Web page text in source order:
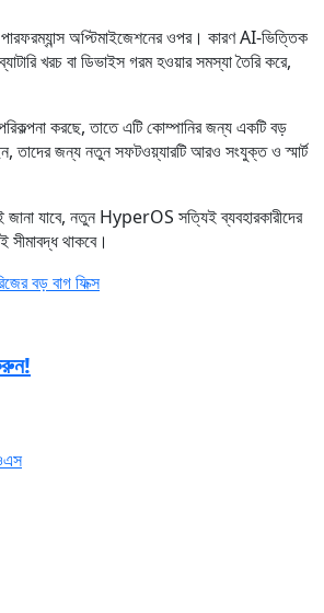
পারফরম্যান্স অপ্টিমাইজেশনের ওপর। কারণ AI-ভিত্তিক
খরচ বা ডিভাইস গরম হওয়ার সমস্যা তৈরি করে,
করছে, তাতে এটি কোম্পানির জন্য একটি বড়
তাদের জন্য নতুন সফটওয়্যারটি আরও সংযুক্ত ও স্মার্ট
যাবে, নতুন HyperOS সত্যিই ব্যবহারকারীদের
থাকবে।
বড় বাগ ফিক্স